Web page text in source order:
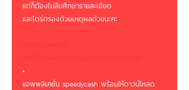
แต่ก็ต้องไม่ลืมศึกษารายละเอียด
และไตร่ตรองด้วยเหตุผลด้วยนะคะ
•
แอพพลิเคชั่น speedycash พร้อมให้ดาวน์โหลด